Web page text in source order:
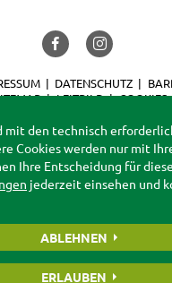
DATENSCHUTZ
LEITBILD COOKIES
mit den technisch
Cookies werden nur mit
Ihre Entscheidung für
jederzeit einsehen und
ABLEHNEN
ERLAUBEN